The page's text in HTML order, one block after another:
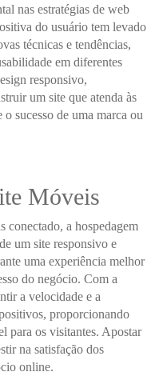
nas estratégias de web
do usuário tem levado
técnicas e tendências,
em diferentes
responsivo,
um site que atenda às
sucesso de uma marca ou
Móveis
conectado, a hospedagem
um site responsivo e
uma experiência melhor
do negócio. Com a
a velocidade e a
proporcionando
para os visitantes. Apostar
na satisfação dos
online.